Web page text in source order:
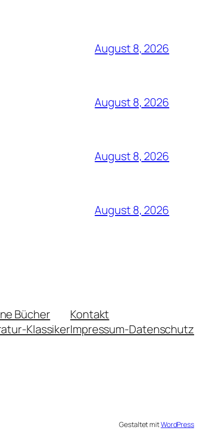
August 8, 2026
August 8, 2026
August 8, 2026
August 8, 2026
Bücher
Klassiker
Kontakt
Impressum-Datenschutz
Gestaltet mitWordPress